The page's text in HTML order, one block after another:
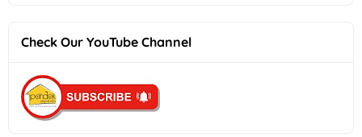
Check Our YouTube Channel